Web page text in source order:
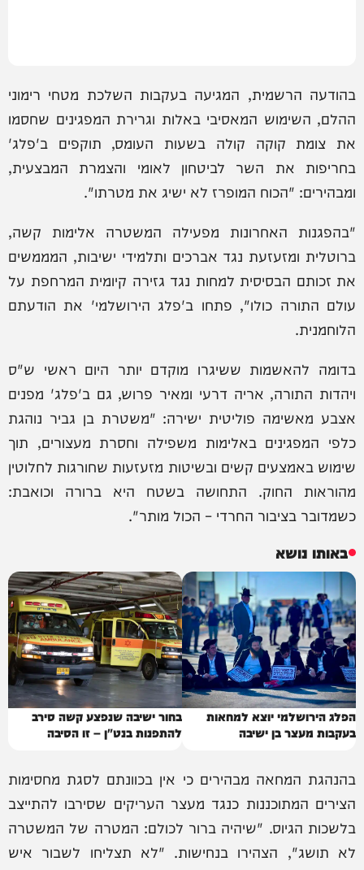
בהודעה הרשמית, המגיעה בעקבות השלכת מטחי רימוני
ההלם, השימוש המאסיבי באלות וגרירת המפגינים שחסמו
את צומת קוקה קולה בשעות העומס, תוקפים ב'פלג'
בחריפות את השר לביטחון לאומי והצמרת המבצעית,
ומבהירים: "הכוח המופרז לא ישיג את מטרתו".
"בהפגנות האחרונות מפעילה המשטרה אלימות קשה,
ברוטלית ומזעזעת נגד אברכים ותלמידי ישיבות, המממשים
את זכותם הבסיסית למחות נגד גזירה קיומית המרחפת על
עולם התורה כולו", פתחו ב'פלג הירושלמי' את הודעתם
הלוחמנית.
בדומה להאשמות ששיגרו מוקדם יותר היום ראשי ש"ס
ויהדות התורה, אריה דרעי ומאיר פרוש, גם ב'פלג' מפנים
אצבע מאשימה פוליטית ישירה: "משטרת בן גביר נוהגת
כלפי המפגינים באלימות משפילה וחסרת מעצורים, תוך
שימוש באמצעים קשים ובשיטות מזעזעות שחורגות לחלוטין
מהוראות החוק. התחושה בשטח היא ברורה וכואבת:
כשמדובר בציבור החרדי – הכול מותר".
באותו נושא
הפלג הירושלמי יוצא למחאות
בעקבות מעצר בן ישיבה
בחור ישיבה שנפצע קשה סירב
להתפנות בנט"ן – זו הסיבה
בהנהגת המחאה מבהירים כי אין בכוונתם לסגת מחסימות
הצירים המתוכננות כנגד מעצר העריקים שסירבו להתייצב
בלשכות הגיוס. "שיהיה ברור לכולם: המטרה של המשטרה
לא תושג", הצהירו בנחישות. "לא תצליחו לשבור איש